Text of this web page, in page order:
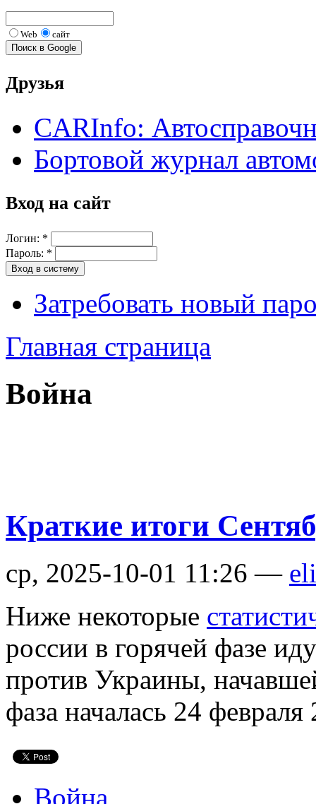
Web сайт
Друзья
CARInfo:
Бортовой журнал
Вход на сайт
Логин: *
Пароль: *
Затребовать новый
Главная страница
Война
Краткие итоги
ср, 2025-10-01 11:26 —
Ниже некоторые
россии в горячей фазе
против Украины,
фаза началась 24 февраля
Война